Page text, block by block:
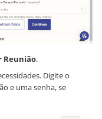
Reunião.
Digite o
e uma senha, se